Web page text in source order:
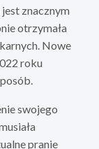
znacznym
otrzymała
Nowe
roku
swojego
pranie